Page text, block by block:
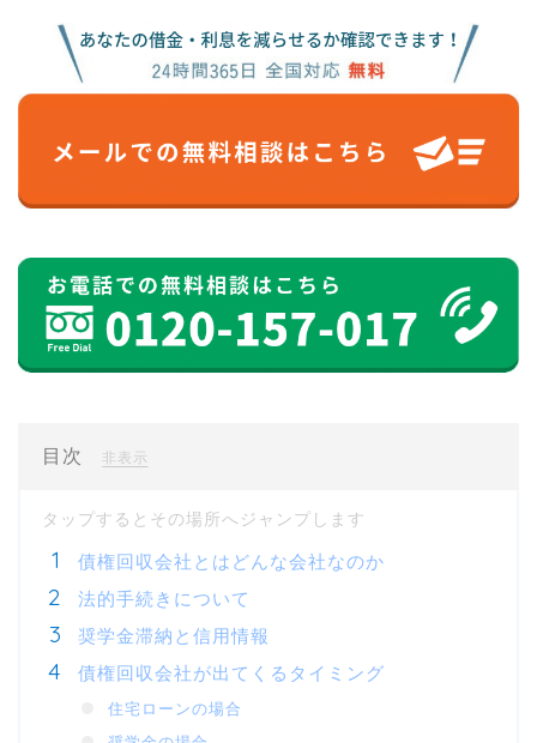
目次 非表示
債権回収会社とはどんな会社なのか
法的手続きについて
奨学金滞納と信用情報
債権回収会社が出てくるタイミング
住宅ローンの場合